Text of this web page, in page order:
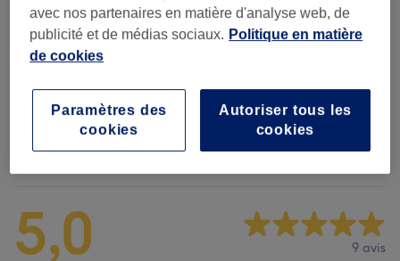
Massage Avec Chaleur (1 ) 80 €
Réflexologie Et Massage
Avis sur l'établissement
5,0 9 avis
avec nos partenaires en matière d'analyse web, de
publicité et de médias sociaux. Politique en matière
de cookies
Autoriser tous les
cookies
Paramètres des
cookies